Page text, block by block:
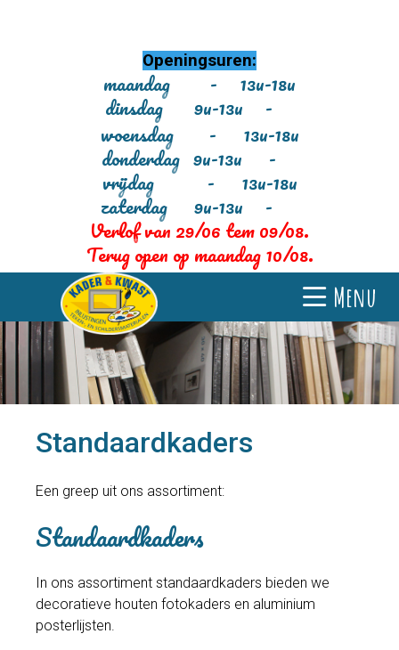
Openingsuren:
maandag - 13u-18u
dinsdag 9u-13u -
woensdag - 13u-18u
donderdag 9u-13u -
vrijdag - 13u-18u
zaterdag 9u-13u -
Verlof van 29/06 tem 09/08.
Terug open op maandag 10/08.
Menu
Standaardkaders
Een greep uit ons assortiment:
Standaardkaders
In ons assortiment standaardkaders bieden we
decoratieve houten fotokaders en aluminium
posterlijsten.